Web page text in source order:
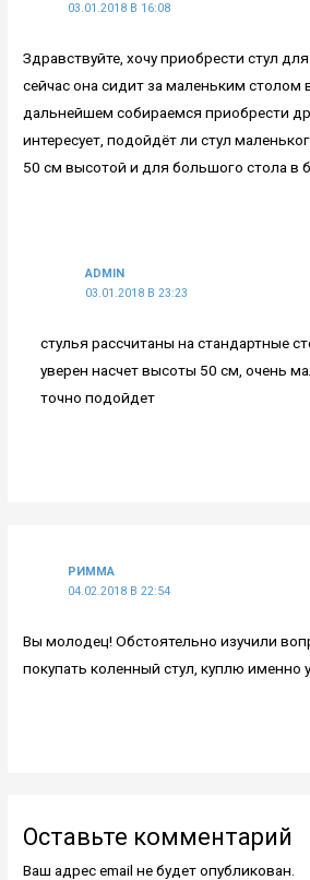
03.01.2018 В 16:08
Здравствуйте, хочу приобрести стул
сейчас она сидит за маленьким столом
дальнейшем собираемся приобрести
интересует, подойдёт ли стул
50 см высотой и для большого стола в
ADMIN
03.01.2018 В 23:23
стулья рассчитаны на стандартные
уверен насчет высоты 50 см, очень
точно подойдет
РИММА
04.02.2018 В 22:54
Вы молодец! Обстоятельно изучили
покупать коленный стул, куплю именно у
Оставьте комментарий
Ваш адрес email не будет опубликован.